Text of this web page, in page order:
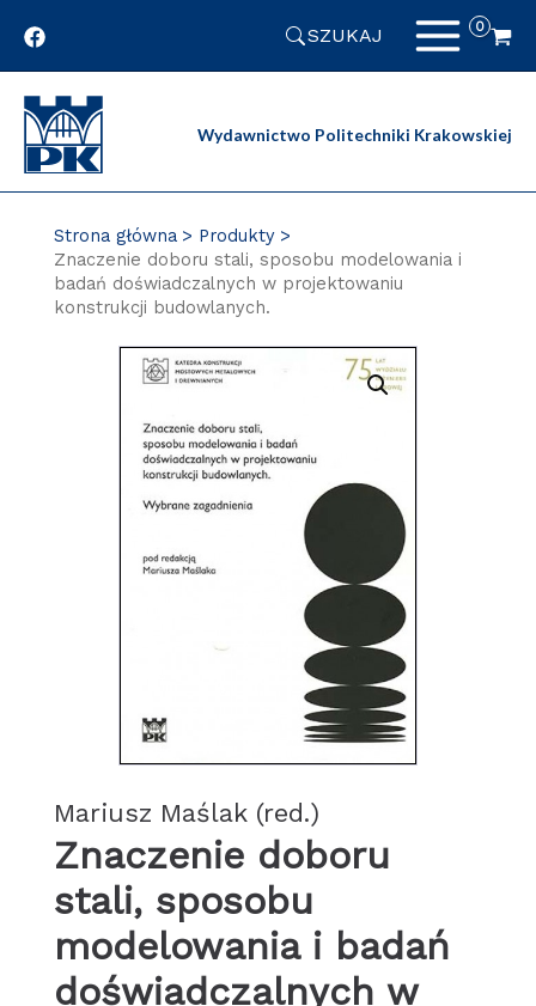
SZUKAJ
Wydawnictwo Politechniki Krakowskiej
Strona główna
Produkty
Znaczenie doboru stali, sposobu modelowania i
badań doświadczalnych w projektowaniu
konstrukcji budowlanych.
Mariusz Maślak (red.)
Znaczenie doboru
stali, sposobu
modelowania i badań
doświadczalnych w